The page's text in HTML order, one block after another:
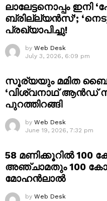
ലാലേട്ടനൊപ്പം ഇനി
ബ്രില്ല്യൻസ്’;
പ്രഖ്യാപിച്ചു!
by Web Desk
July 3, 2026, 6:09 pm
സൂര്യയും മമിത
‘വിശ്വനാഥ് ആൻഡ്
പുറത്തിറങ്ങി
by Web Desk
June 19, 2026, 7:32 pm
58 മണിക്കൂറിൽ 100
അഞ്ചാമതും 100
മോഹൻലാൽ
by Web Desk